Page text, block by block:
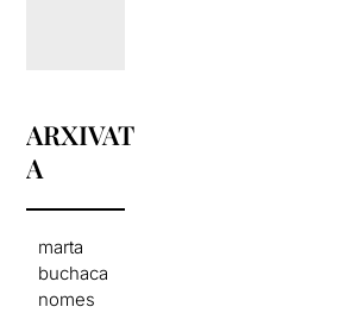
ARXIVAT
A
marta
buchaca
nomes